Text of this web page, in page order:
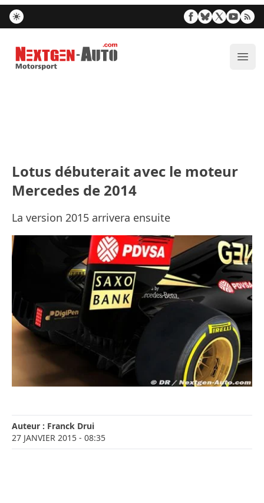
Nextgen-Auto.com
Lotus débuterait avec le moteur
Mercedes de 2014
La version 2015 arrivera ensuite
Auteur : Franck Drui
27 JANVIER 2015 - 08:35